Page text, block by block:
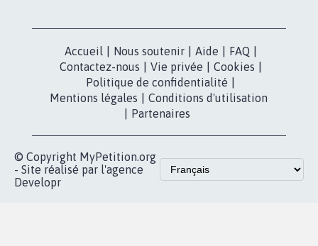
Accueil Nous soutenir Aide FAQ
Contactez-nous
Vie privée Cookies
Politique de confidentialité
Mentions légales
Conditions d'utilisation
Partenaires
© Copyright MyPetition.org
- Site réalisé par l'agence
Developr